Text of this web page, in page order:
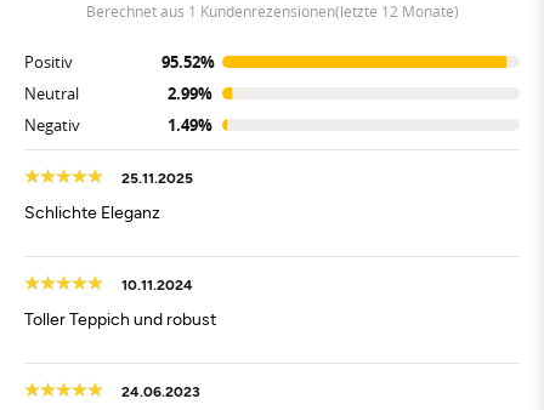
berechnet aus 1 Kundenrezensionen(letzte 12 Monate)
Positiv
95.52%
Neutral
2.99%
Negativ
1.49%
25.11.2025
Schlichte Eleganz
10.11.2024
Toller Teppich und robust
24.06.2023